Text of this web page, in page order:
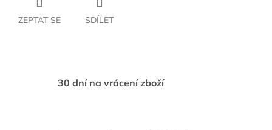
ZEPTAT SE SDÍLET
30 dní na vrácení zboží